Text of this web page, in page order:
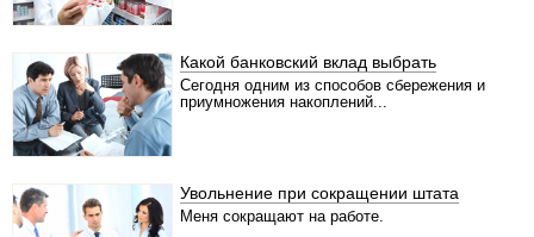
Какой банковский вклад выбрать
Сегодня одним из способов сбережения и
приумножения накоплений...
Увольнение при сокращении штата
Меня сокращают на работе.